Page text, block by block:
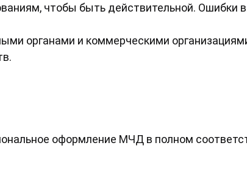
чтобы быть действительной. Ошибки
органами и коммерческими
оформление МЧД в полном